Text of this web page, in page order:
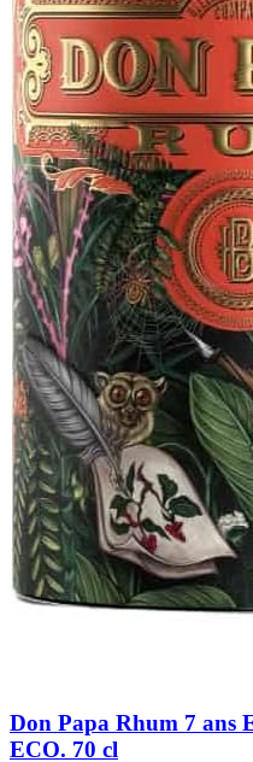
Don Papa Rhum 7 ans
ECO. 70 cl